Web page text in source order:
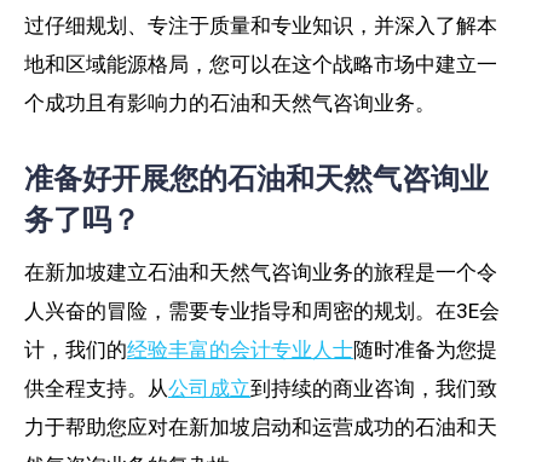
过仔细规划、专注于质量和专业知识，并深入了解本
地和区域能源格局，您可以在这个战略市场中建立一
个成功且有影响力的石油和天然气咨询业务。
准备好开展您的石油和天然气咨询业
务了吗？
在新加坡建立石油和天然气咨询业务的旅程是一个令
人兴奋的冒险，需要专业指导和周密的规划。在3E会
计，我们的经验丰富的会计专业人士随时准备为您提
供全程支持。从公司成立到持续的商业咨询，我们致
力于帮助您应对在新加坡启动和运营成功的石油和天